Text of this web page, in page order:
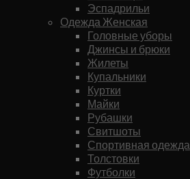
Эспадрильи
Одежда Женская
Головные уборы
Джинсы и брюки
Жилеты
Купальники
Куртки
Майки
Рубашки
Свитшоты
Спортивная одежда
Толстовки
Футболки